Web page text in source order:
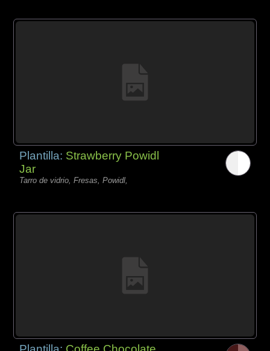
Plantilla: Strawberry Powidl
Jar
Tarro de vidrio, Fresas, Powidl,